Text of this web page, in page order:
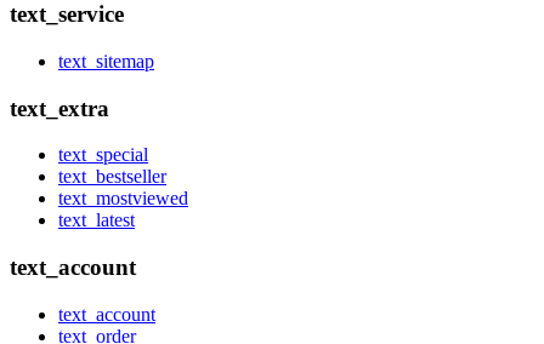
text_service
text_sitemap
text_extra
text_special
text_bestseller
text_mostviewed
text_latest
text_account
text_account
text_order